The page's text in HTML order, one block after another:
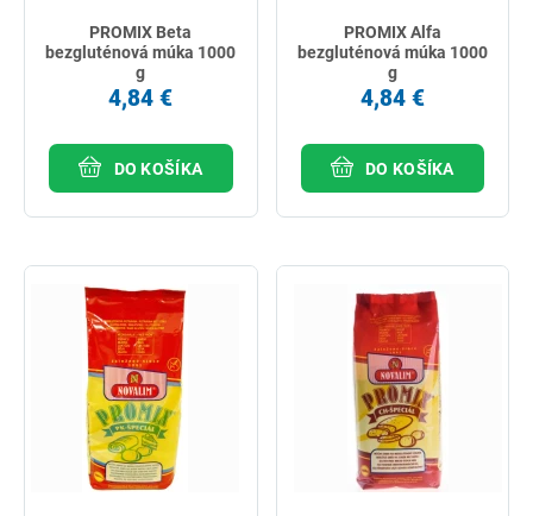
PROMIX Beta
bezgluténová múka 1000
g
4,84 €
DO KOŠÍKA
PROMIX Alfa
bezgluténová múka 1000
g
4,84 €
DO KOŠÍKA